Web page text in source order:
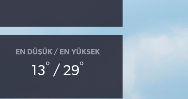
EN DÜŞÜK / EN YÜKSEK
13° / 29°